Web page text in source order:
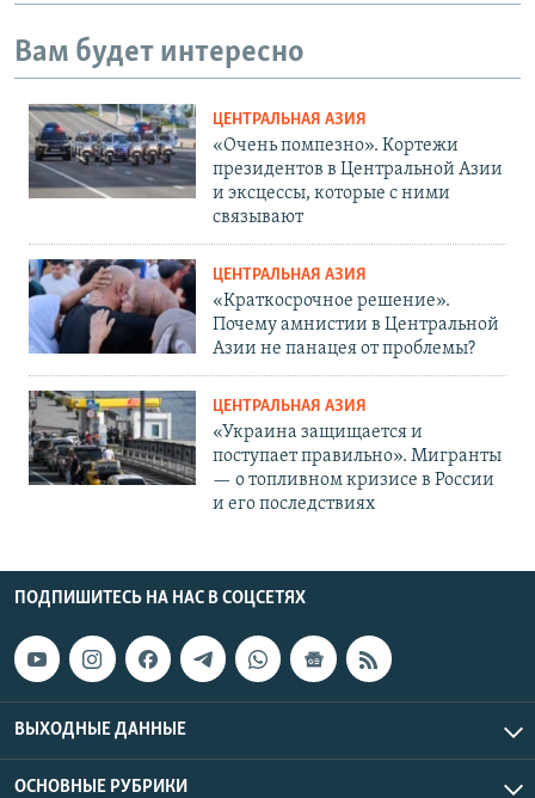
Вам будет интересно
ЦЕНТРАЛЬНАЯ АЗИЯ
«Очень помпезно». Кортежи
президентов в Центральной Азии
и эксцессы, которые с ними
связывают
ЦЕНТРАЛЬНАЯ АЗИЯ
«Краткосрочное решение».
Почему амнистии в Центральной
Азии не панацея от проблемы?
ЦЕНТРАЛЬНАЯ АЗИЯ
«Украина защищается и
поступает правильно». Мигранты
— о топливном кризисе в России
и его последствиях
ПОДПИШИТЕСЬ НА НАС В СОЦСЕТЯХ
ВЫХОДНЫЕ ДАННЫЕ
ОСНОВНЫЕ РУБРИКИ